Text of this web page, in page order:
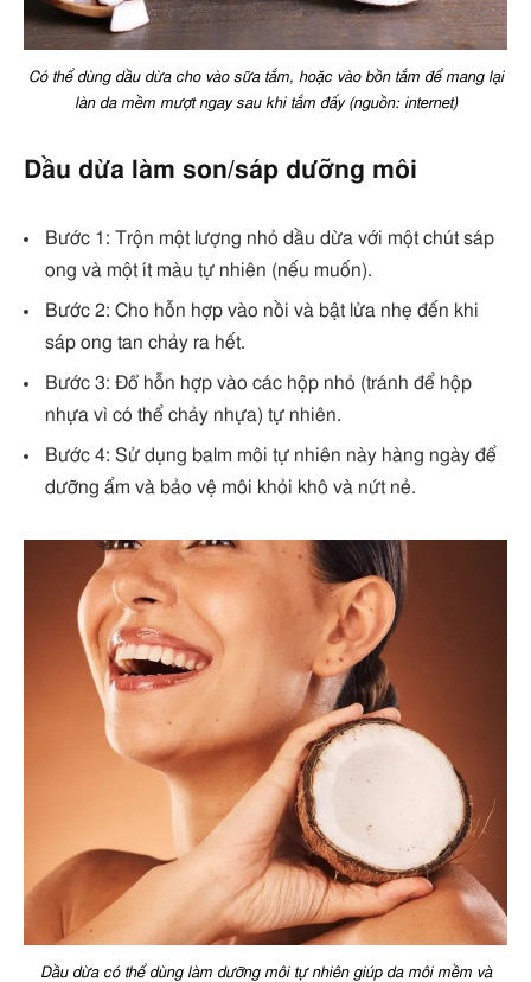
Có thể dùng dầu dừa cho vào sữa tắm, hoặc vào bồn tắm để mang lại
làn da mềm mượt ngay sau khi tắm đấy (nguồn: internet)
Dầu dừa làm son/sáp dưỡng môi
Bước 1: Trộn một lượng nhỏ dầu dừa với một chút sáp
ong và một ít màu tự nhiên (nếu muốn).
Bước 2: Cho hỗn hợp vào nồi và bật lửa nhẹ đến khi
sáp ong tan chảy ra hết.
Bước 3: Đổ hỗn hợp vào các hộp nhỏ (tránh để hộp
nhựa vì có thể chảy nhựa) tự nhiên.
Bước 4: Sử dụng balm môi tự nhiên này hàng ngày để
dưỡng ẩm và bảo vệ môi khỏi khô và nứt nẻ.
Dầu dừa có thể dùng làm dưỡng môi tự nhiên giúp da môi mềm và